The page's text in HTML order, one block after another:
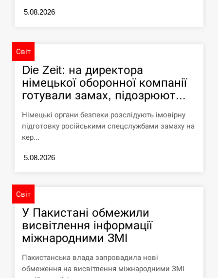
СЕРПЕНЬ
військових для розблокування
СЕРПЕНЬ
Силы обороны поразили российскую
переправу, склады и другие важные
объекты…
СЕРПЕНЬ
У США зафіксували рекордний спалах
СЕРПЕНЬ
11:53
Под огнем “Эпицентр”, ROZETKA и
“Новая почта”: что известно об…
СЕРПЕНЬ
5.08.2026
Світ
Die Zeit: на директора
німецької оборонної компанії
готували замах, підозрюют...
Німецькі органи безпеки розслідують імовірну
підготовку російськими спецслужбами замаху на
кер...
5.08.2026
Світ
У Пакистані обмежили
висвітлення інформації
міжнародними ЗМІ
Пакистанська влада запровадила нові
обмеження на висвітлення міжнародними ЗМІ